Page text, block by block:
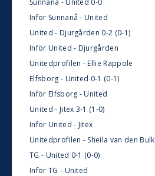
Sunnanå - United 0-0
Inför Sunnanå - United
United - Djurgården 0-2 (0-1)
Inför United - Djurgården
Unitedprofilen - Ellie Rappole
Elfsborg - United 0-1 (0-1)
Inför Elfsborg - United
United - Jitex 3-1 (1-0)
Inför United - Jitex
Unitedprofilen - Sheila van den Bulk
TG - United 0-1 (0-0)
Inför TG - United